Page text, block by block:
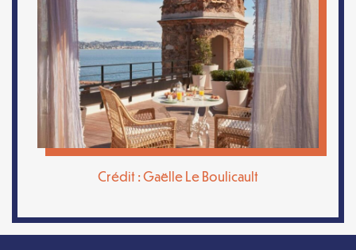
Crédit : Gaëlle Le Boulicault